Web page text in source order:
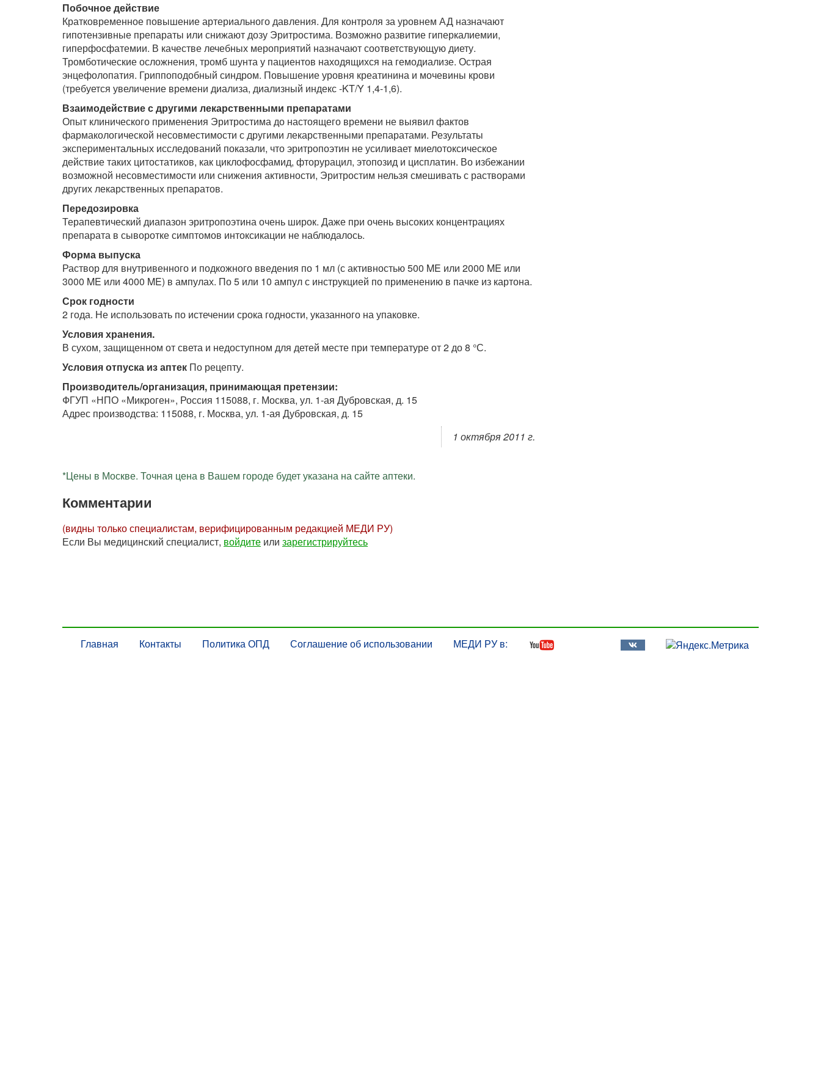
Побочное действие
Кратковременное повышение артериального давления. Для контроля за уровнем АД назначают
гипотензивные препараты или снижают дозу Эритростима. Возможно развитие гиперкалиемии,
гиперфосфатемии. В качестве лечебных мероприятий назначают соответствующую диету.
Тромботические осложнения, тромб шунта у пациентов находящихся на гемодиализе. Острая
энцефолопатия. Гриппоподобный синдром. Повышение уровня креатинина и мочевины крови
(требуется увеличение времени диализа, диализный индекс -KT/Y 1,4-1,6).
Взаимодействие с другими лекарственными препаратами
Опыт клинического применения Эритростима до настоящего времени не выявил фактов
фармакологической несовместимости с другими лекарственными препаратами. Результаты
экспериментальных исследований показали, что эритропоэтин не усиливает миелотоксическое
действие таких цитостатиков, как циклофосфамид, фторурацил, этопозид и цисплатин. Во избежании
возможной несовместимости или снижения активности, Эритростим нельзя смешивать с растворами
других лекарственных препаратов.
Передозировка
Терапевтический диапазон эритропоэтина очень широк. Даже при очень высоких концентрациях
препарата в сыворотке симптомов интоксикации не наблюдалось.
Форма выпуска
Раствор для внутривенного и подкожного введения по 1 мл (с активностью 500 ME или 2000 ME или
3000 ME или 4000 ME) в ампулах. По 5 или 10 ампул с инструкцией по применению в пачке из картона.
Срок годности
2 года. Не использовать по истечении срока годности, указанного на упаковке.
Условия хранения.
В сухом, защищенном от света и недоступном для детей месте при температуре от 2 до 8 °С.
Условия отпуска из аптек По рецепту.
Производитель/организация, принимающая претензии:
ФГУП «НПО «Микроген», Россия 115088, г. Москва, ул. 1-ая Дубровская, д. 15
Адрес производства: 115088, г. Москва, ул. 1-ая Дубровская, д. 15
1 октября 2011 г.
*Цены в Москве. Точная цена в Вашем городе будет указана на сайте аптеки.
Комментарии
(видны только специалистам, верифицированным редакцией МЕДИ РУ)
Если Вы медицинский специалист, войдите или зарегистрируйтесь
Главная Контакты Политика ОПД Соглашение об использовании МЕДИ РУ в: